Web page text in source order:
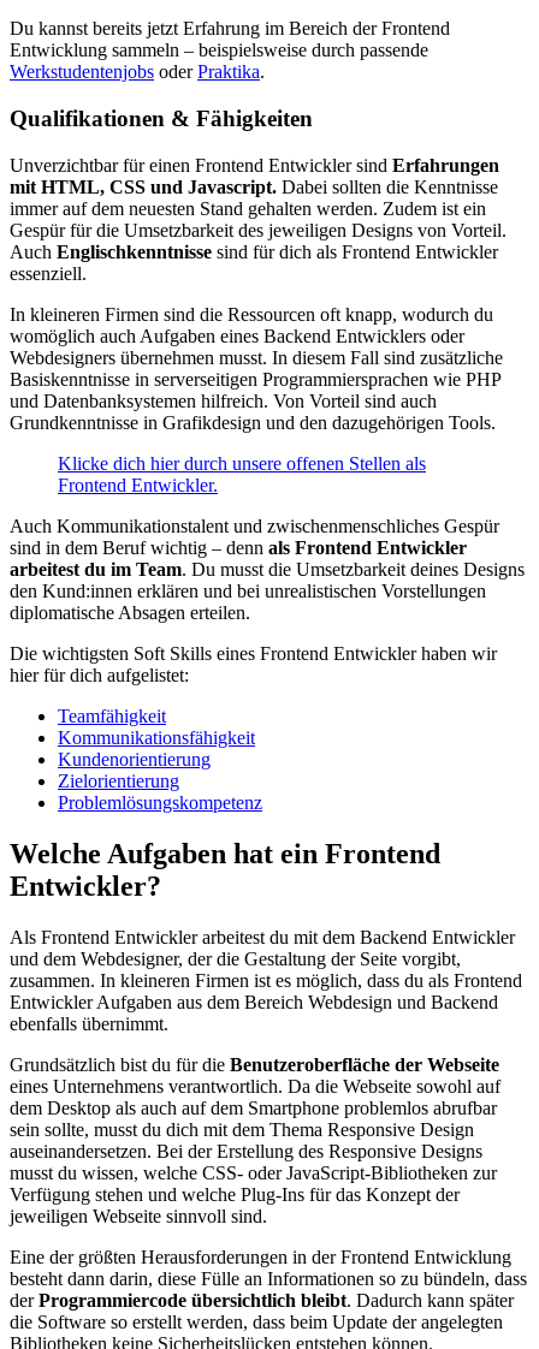
Du kannst bereits jetzt Erfahrung im Bereich der Frontend
Entwicklung sammeln – beispielsweise durch passende
Werkstudentenjobs oderPraktika.
Qualifikationen & Fähigkeiten
Unverzichtbar für einen Frontend Entwickler sind Erfahrungen
mit HTML, CSS und Javascript. Dabei sollten die Kenntnisse
immer auf dem neuesten Stand gehalten werden. Zudem ist ein
Gespür für die Umsetzbarkeit des jeweiligen Designs von Vorteil.
Auch Englischkenntnisse sind für dich als Frontend Entwickler
essenziell.
In kleineren Firmen sind die Ressourcen oft knapp, wodurch du
womöglich auch Aufgaben eines Backend Entwicklers oder
Webdesigners übernehmen musst. In diesem Fall sind zusätzliche
Basiskenntnisse in serverseitigen Programmiersprachen wie PHP
und Datenbanksystemen hilfreich. Von Vorteil sind auch
Grundkenntnisse in Grafikdesign und den dazugehörigen Tools.
Klicke dich hier durch unsere offenen Stellen als
Frontend Entwickler.
Auch Kommunikationstalent und zwischenmenschliches Gespür
sind in dem Beruf wichtig – denn als Frontend Entwickler
arbeitest du im Team. Du musst die Umsetzbarkeit deines Designs
den Kund:innen erklären und bei unrealistischen Vorstellungen
diplomatische Absagen erteilen.
Die wichtigsten Soft Skills eines Frontend Entwickler haben wir
hier für dich aufgelistet:
Teamfähigkeit
Kommunikationsfähigkeit
Kundenorientierung
Zielorientierung
Problemlösungskompetenz
Welche Aufgaben hat ein Frontend
Entwickler?
Als Frontend Entwickler arbeitest du mit dem Backend Entwickler
und dem Webdesigner, der die Gestaltung der Seite vorgibt,
zusammen. In kleineren Firmen ist es möglich, dass du als Frontend
Entwickler Aufgaben aus dem Bereich Webdesign und Backend
ebenfalls übernimmt.
Grundsätzlich bist du für die Benutzeroberfläche der Webseite
eines Unternehmens verantwortlich. Da die Webseite sowohl auf
dem Desktop als auch auf dem Smartphone problemlos abrufbar
sein sollte, musst du dich mit dem Thema Responsive Design
auseinandersetzen. Bei der Erstellung des Responsive Designs
musst du wissen, welche CSS- oder JavaScript-Bibliotheken zur
Verfügung stehen und welche Plug-Ins für das Konzept der
jeweiligen Webseite sinnvoll sind.
Eine der größten Herausforderungen in der Frontend Entwicklung
besteht dann darin, diese Fülle an Informationen so zu bündeln, dass
derProgrammiercode übersichtlich bleibt. Dadurch kann später
die Software so erstellt werden, dass beim Update der angelegten
Bibliotheken keine Sicherheitslücken entstehen können.